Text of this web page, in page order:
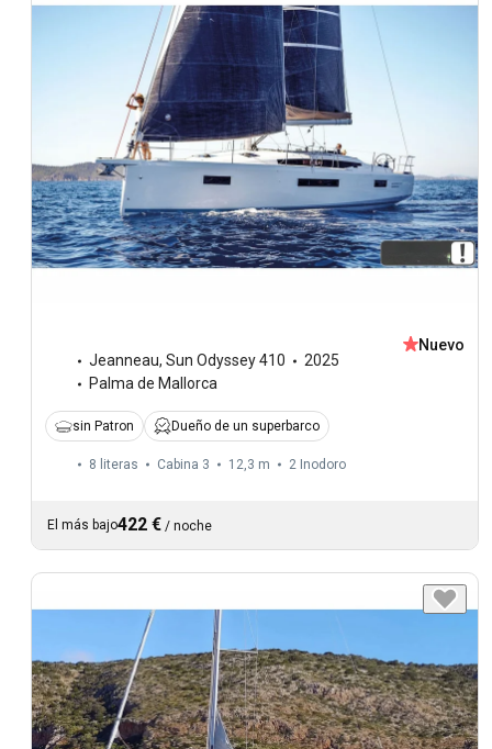
Jeanneau, Sun Odyssey 410
2025
Palma de Mallorca
Nuevo
sin Patron Dueño de un superbarco
8 literas Cabina 3 12,3 m 2 Inodoro
El más bajo422 € / noche